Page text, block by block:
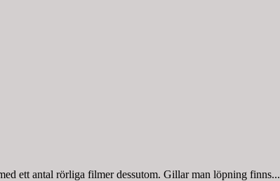
ett antal rörliga filmer dessutom. Gillar man löpning finns...